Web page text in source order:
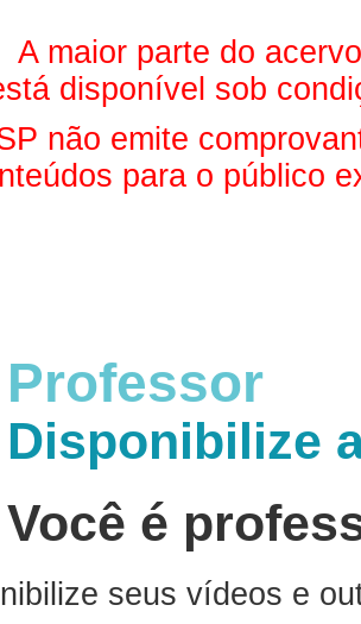
A maior parte do
disponível sob
não emite
para o público
Professor
Disponibilize
Você é
seus vídeos e